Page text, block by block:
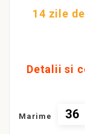
14 zile
Detalii si
Marime 36